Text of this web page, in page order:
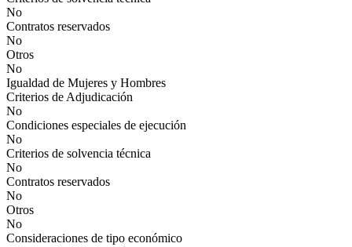
No
Contratos reservados
No
Otros
No
Igualdad de Mujeres y Hombres
Criterios de Adjudicación
No
Condiciones especiales de ejecución
No
Criterios de solvencia técnica
No
Contratos reservados
No
Otros
No
Consideraciones de tipo económico